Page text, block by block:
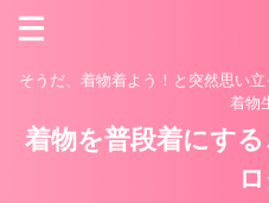
そうだ、着物着よう！と突然思い
着物
着物を普段着にす